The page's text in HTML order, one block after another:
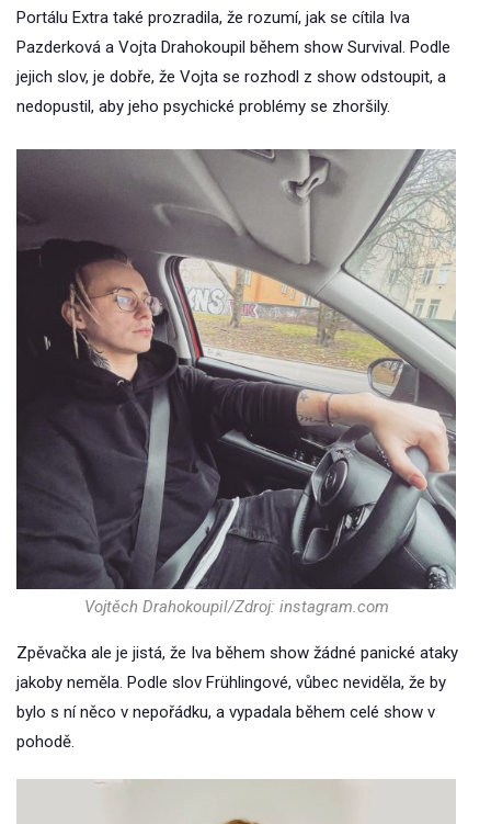
Portálu Extra také prozradila, že rozumí, jak se cítila Iva
Pazderková a Vojta Drahokoupil během show Survival. Podle
jejich slov, je dobře, že Vojta se rozhodl z show odstoupit, a
nedopustil, aby jeho psychické problémy se zhoršily.
Vojtěch Drahokoupil/Zdroj: instagram.com
Zpěvačka ale je jistá, že Iva během show žádné panické ataky
jakoby neměla. Podle slov Frühlingové, vůbec neviděla, že by
bylo s ní něco v nepořádku, a vypadala během celé show v
pohodě.